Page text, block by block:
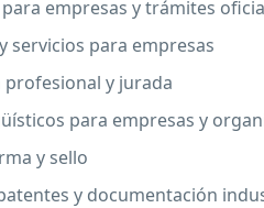
empresas y trámites
servicios para empresas
y jurada
para empresas y
y sello
y documentación